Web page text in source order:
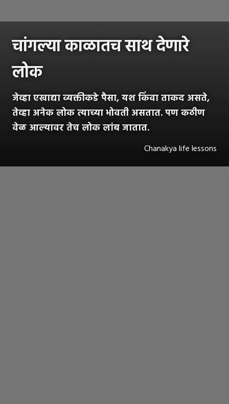
चांगल्या काळातच साथ देणारे
लोक
जेव्हा एखाद्या व्यक्तीकडे पैसा, यश किंवा ताकद असते,
तेव्हा अनेक लोक त्याच्या भोवती असतात. पण कठीण
वेळ आल्यावर तेच लोक लांब जातात.
Chanakya life lessons